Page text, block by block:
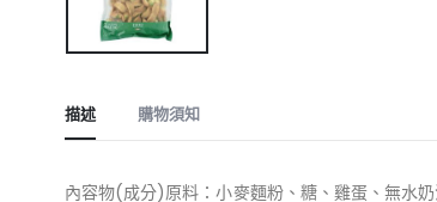
描述 購物須知
內容物(成分)原料：小麥麵粉、糖、雞蛋、無水